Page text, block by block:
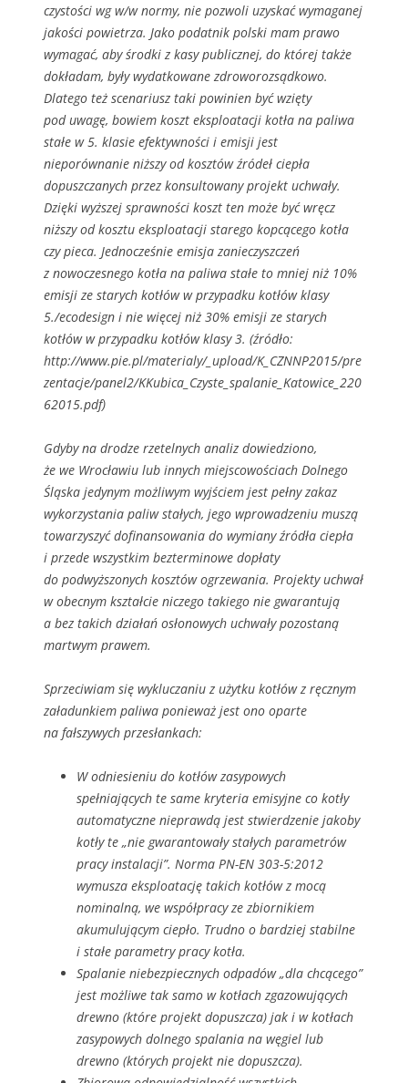
czystości wg w/w normy, nie pozwoli uzyskać wymaganej
jakości powietrza. Jako podatnik polski mam prawo
wymagać, aby środki z kasy publicznej, do której także
dokładam, były wydatkowane zdroworozsądkowo.
Dlatego też scenariusz taki powinien być wzięty
pod uwagę, bowiem koszt eksploatacji kotła na paliwa
stałe w 5. klasie efektywności i emisji jest
nieporównanie niższy od kosztów źródeł ciepła
dopuszczanych przez konsultowany projekt uchwały.
Dzięki wyższej sprawności koszt ten może być wręcz
niższy od kosztu eksploatacji starego kopcącego kotła
czy pieca. Jednocześnie emisja zanieczyszczeń
z nowoczesnego kotła na paliwa stałe to mniej niż 10%
emisji ze starych kotłów w przypadku kotłów klasy
5./ecodesign i nie więcej niż 30% emisji ze starych
kotłów w przypadku kotłów klasy 3. (źródło:
http://www.pie.pl/materialy/_upload/K_CZNNP2015/pre
zentacje/panel2/KKubica_Czyste_spalanie_Katowice_220
62015.pdf)
Gdyby na drodze rzetelnych analiz dowiedziono,
że we Wrocławiu lub innych miejscowościach Dolnego
Śląska jedynym możliwym wyjściem jest pełny zakaz
wykorzystania paliw stałych, jego wprowadzeniu muszą
towarzyszyć dofinansowania do wymiany źródła ciepła
i przede wszystkim bezterminowe dopłaty
do podwyższonych kosztów ogrzewania. Projekty uchwał
w obecnym kształcie niczego takiego nie gwarantują
a bez takich działań osłonowych uchwały pozostaną
martwym prawem.
Sprzeciwiam się wykluczaniu z użytku kotłów z ręcznym
załadunkiem paliwa ponieważ jest ono oparte
na fałszywych przesłankach:
W odniesieniu do kotłów zasypowych
spełniających te same kryteria emisyjne co kotły
automatyczne nieprawdą jest stwierdzenie jakoby
kotły te „nie gwarantowały stałych parametrów
pracy instalacji”. Norma PN-EN 303-5:2012
wymusza eksploatację takich kotłów z mocą
nominalną, we współpracy ze zbiornikiem
akumulującym ciepło. Trudno o bardziej stabilne
i stałe parametry pracy kotła.
Spalanie niebezpiecznych odpadów „dla chcącego”
jest możliwe tak samo w kotłach zgazowujących
drewno (które projekt dopuszcza) jak i w kotłach
zasypowych dolnego spalania na węgiel lub
drewno (których projekt nie dopuszcza).